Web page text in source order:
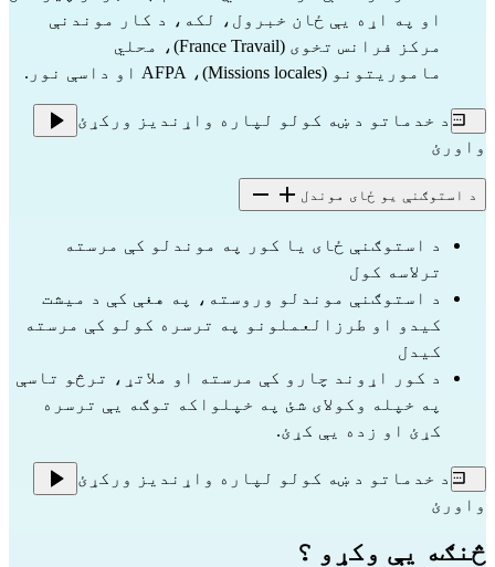
او په اړه یې ځان خبرول، لکه، د کار موندنې
مرکز فرانس تخوی (France Travail)، محلي
ماموریتونو (Missions locales)، AFPA او داسې نور.
د خدماتو د ښه کولو لپاره واړندیز ورکړئ
واورئ
د استوګنې یو ځای موندل
د استوګنې ځای یا کور په موندلو کې مرسته
ترلاسه کول
د استوګنې موندلو وروسته، په هغې کې د میشت
کیدو او طرزالعملونو په ترسره کولو کې مرسته
کیدل
د کور اړوند چارو کې مرسته او ملاتړ، ترڅو تاسې
په خپله وکولای شئ په خپلواکه توګه یې ترسره
کړئ او زده یې کړئ.
د خدماتو د ښه کولو لپاره واړندیز ورکړئ
واورئ
څنګه یې وکړو ؟